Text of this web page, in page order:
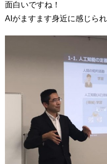
面白いですね！
AIがますます身近に感じら